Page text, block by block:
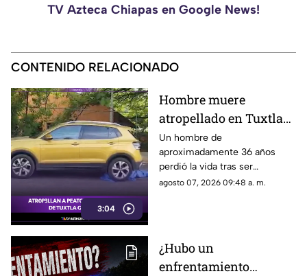
TV Azteca Chiapas en Google News!
CONTENIDO RELACIONADO
3:04
Hombre muere
atropellado en Tuxtla
Gutiérrez, conductora
abandona la camioneta
Un hombre de
aproximadamente 36 años
perdió la vida tras ser
atropellado en el cruce de la 9ª
agosto 07, 2026 09:48 a. m.
¿Hubo un
enfrentamiento